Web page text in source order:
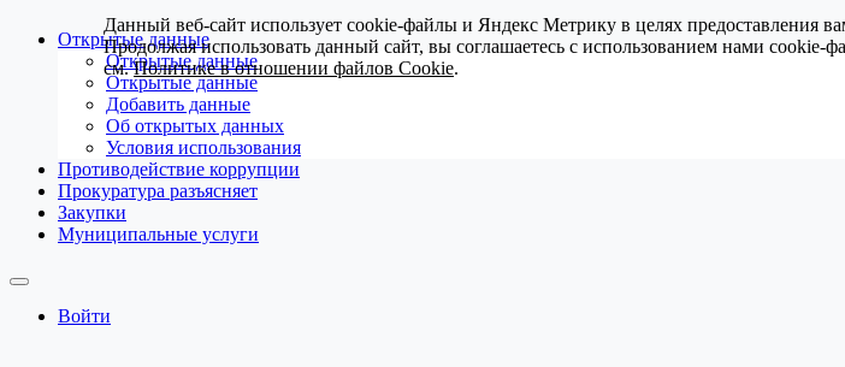
Открытые данные
Открытые данные
Открытые данные
Добавить данные
Об открытых данных
Условия использования
Противодействие коррупции
Прокуратура разъясняет
Закупки
Муниципальные услуги
Войти
Данный веб-сайт использует cookie-файлы и Яндекс Метрику в целях предоставления
Продолжая использовать данный сайт, вы соглашаетесь с использованием нами
см.Политике в отношении файлов Cookie.